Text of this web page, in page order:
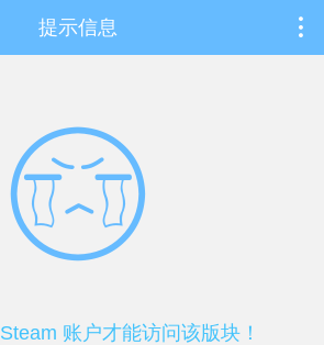
提示信息
账户才能访问该版块！